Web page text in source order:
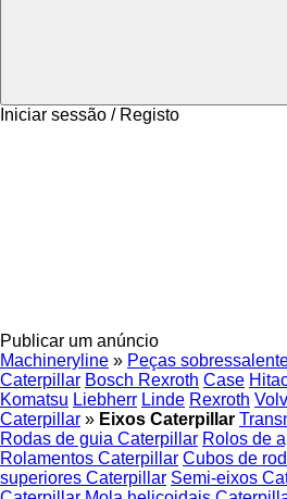
Iniciar sessão / Registo
Publicar um anúncio
Machineryline » Peças
Caterpillar Bosch Rexroth Case
Komatsu Liebherr Linde Rexroth
Caterpillar » Eixos Caterpillar
Rodas de guia Caterpillar Rolos de
Rolamentos Caterpillar Cubos de
superiores Caterpillar Semi-eixos